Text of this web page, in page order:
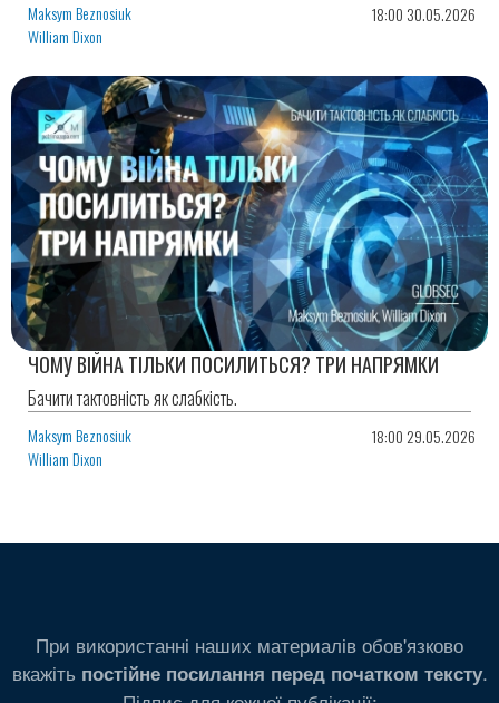
Maksym Beznosiuk
William Dixon
18:00 30.05.2026
ЧОМУ ВІЙНА ТІЛЬКИ ПОСИЛИТЬСЯ? ТРИ НАПРЯМКИ
Бачити тактовність як слабкість.
Maksym Beznosiuk
William Dixon
18:00 29.05.2026
При використанні наших материалів обов'язково
вкажіть постійне посилання перед початком тексту.